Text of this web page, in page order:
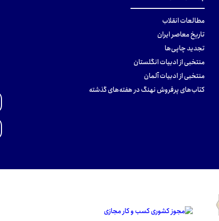
مطالعات انقلاب
تاریخ معاصر ایران
تجدید چاپی‌ها
منتخبی از ادبیات انگلستان
منتخبی از ادبیات آلمان
کتاب‌های پرفروش نهنگ در هفته‌های گذشته